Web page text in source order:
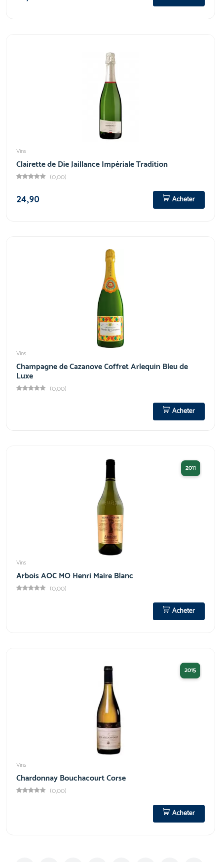
Vins
Clairette de Die Jaillance Impériale Tradition
(0,00)
24,90
Acheter
Vins
Champagne de Cazanove Coffret Arlequin Bleu de
Luxe
(0,00)
Acheter
2011
Vins
Arbois AOC MO Henri Maire Blanc
(0,00)
Acheter
2015
Vins
Chardonnay Bouchacourt Corse
(0,00)
Acheter